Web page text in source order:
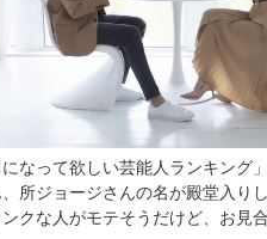
になって欲しい芸能人ランキング
、所ジョージさんの名が殿堂入り
クな人がモテそうだけど、お見